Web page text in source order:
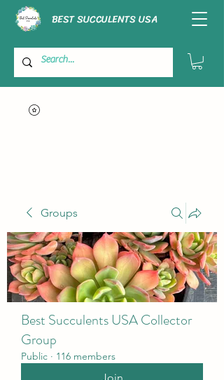
BEST SUCCULENTS USA
Groups
Best Succulents USA Collector
Group
Public · 116 members
Join